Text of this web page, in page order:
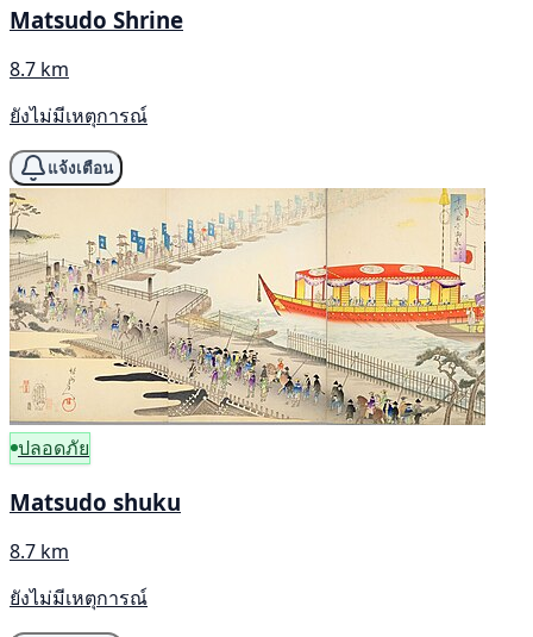
Matsudo Shrine
8.7 km
ยังไม่มีเหตุการณ์
แจ้งเตือน
ปลอดภัย
Matsudo shuku
8.7 km
ยังไม่มีเหตุการณ์